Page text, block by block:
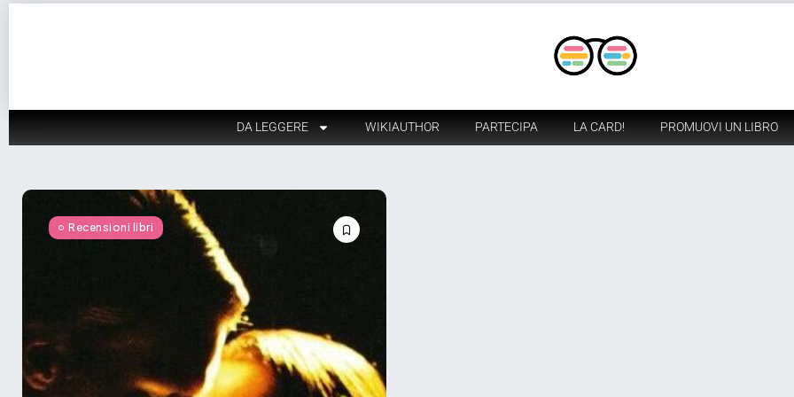
DA LEGGERE WIKIAUTHOR PARTECIPA LA CARD! PROMUOVI UN LIBRO
Recensioni libri